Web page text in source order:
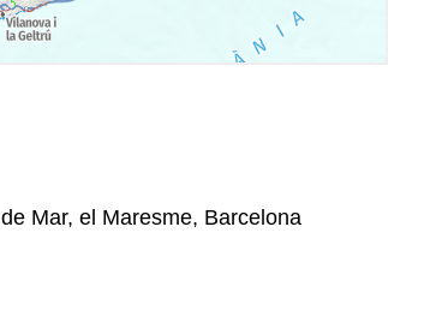
Mar, el Maresme, Barcelona